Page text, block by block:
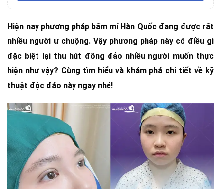
Hiện nay phương pháp bấm mí Hàn Quốc đang được rất
nhiều người ư chuộng. Vậy phương pháp này có điều gì
đặc biệt lại thu hút đông đảo nhiều người muốn thực
hiện như vậy? Cùng tìm hiểu và khám phá chi tiết về kỹ
thuật độc đáo này ngay nhé!